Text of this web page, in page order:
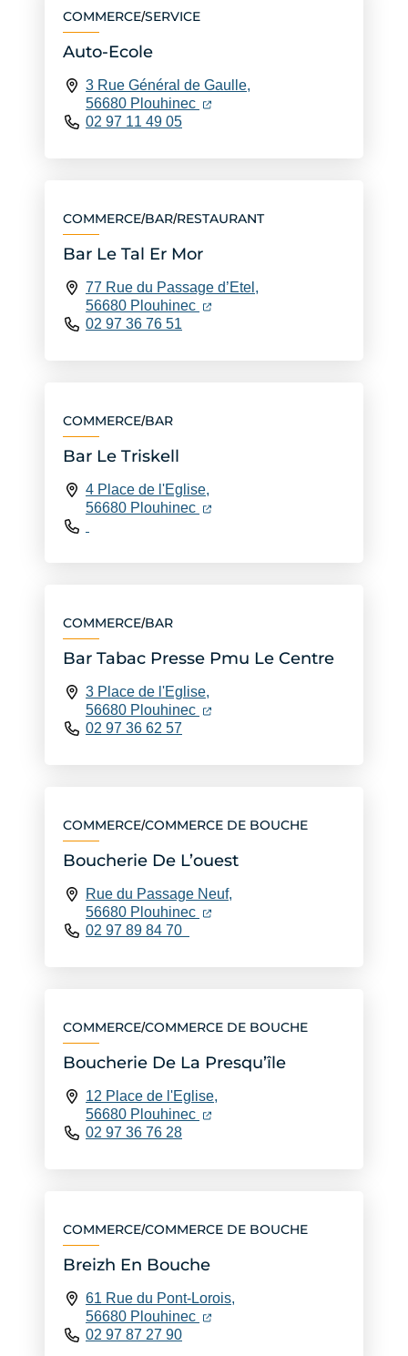
COMMERCE/SERVICE
Auto-Ecole
3 Rue Général de Gaulle,
56680 Plouhinec (ouverture dans un nouvel
(ouverture dans un nouvel
02 97 11 49 05
COMMERCE/BAR/RESTAURANT
Bar Le Tal Er Mor
77 Rue du Passage d’Etel,
56680 Plouhinec (ouverture dans un nouvel
(ouverture dans un nouvel
02 97 36 76 51
COMMERCE/BAR
Bar Le Triskell
4 Place de l'Eglise,
56680 Plouhinec (ouverture dans un nouvel
(ouverture dans un nouvel
COMMERCE/BAR
Bar Tabac Presse Pmu Le Centre
3 Place de l'Eglise,
56680 Plouhinec (ouverture dans un nouvel
(ouverture dans un nouvel
02 97 36 62 57
COMMERCE/COMMERCE DE BOUCHE
Boucherie De L’ouest
Rue du Passage Neuf,
56680 Plouhinec (ouverture dans un nouvel
(ouverture dans un nouvel
02 97 89 84 70
COMMERCE/COMMERCE DE BOUCHE
Boucherie De La Presqu’île
12 Place de l'Eglise,
56680 Plouhinec (ouverture dans un nouvel
(ouverture dans un nouvel
02 97 36 76 28
COMMERCE/COMMERCE DE BOUCHE
Breizh En Bouche
61 Rue du Pont-Lorois,
56680 Plouhinec (ouverture dans un nouvel
(ouverture dans un nouvel
02 97 87 27 90